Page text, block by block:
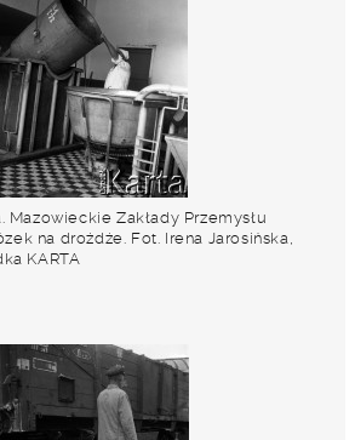
Mazowieckie Zakłady Przemysłu
na drożdże. Fot. Irena Jarosińska,
KARTA